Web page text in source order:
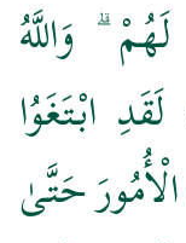
وَاللَّهُ
لَقَدِ ابْتَغَوُا
حَتَّىٰ